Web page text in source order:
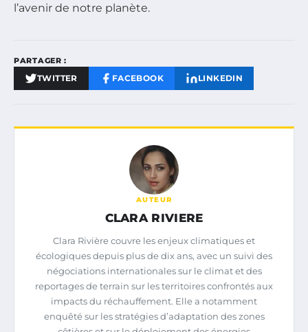
l’avenir de notre planète.
PARTAGER :
TWITTER FACEBOOK LINKEDIN
AUTEUR
CLARA RIVIERE
Clara Rivière couvre les enjeux climatiques et
écologiques depuis plus de dix ans, avec un suivi des
négociations internationales sur le climat et des
reportages de terrain sur les territoires confrontés aux
impacts du réchauffement. Elle a notamment
enquêté sur les stratégies d’adaptation des zones